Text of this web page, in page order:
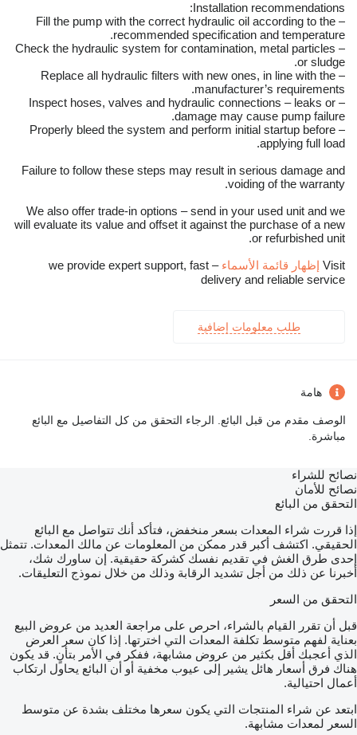
Installation recommendations:
– Fill the pump with the correct hydraulic oil according to the
recommended specification and temperature.
– Check the hydraulic system for contamination, metal particles
or sludge.
– Replace all hydraulic filters with new ones, in line with the
manufacturer’s requirements.
– Inspect hoses, valves and hydraulic connections – leaks or
damage may cause pump failure.
– Properly bleed the system and perform initial startup before
applying full load.
Failure to follow these steps may result in serious damage and
voiding of the warranty.
We also offer trade-in options – send in your used unit and we
will evaluate its value and offset it against the purchase of a new
or refurbished unit.
Visit إظهار قائمة الأسماء
– we provide expert support, fast
delivery and reliable service
طلب معلومات إضافية
هامة
الوصف مقدم من قبل البائع. الرجاء التحقق من كل التفاصيل مع البائع
مباشرة.
نصائح للشراء
نصائح للأمان
التحقق من البائع
إذا قررت شراء المعدات بسعر منخفض، فتأكد أنك تتواصل مع البائع
الحقيقي. اكتشف أكبر قدر ممكن من المعلومات عن مالك المعدات. تتمثل
إحدى طرق الغش في تقديم نفسك كشركة حقيقية. إن ساورك شك،
أخبرنا عن ذلك من أجل تشديد الرقابة وذلك من خلال نموذج التعليقات.
التحقق من السعر
قبل أن تقرر القيام بالشراء، احرص على مراجعة العديد من عروض البيع
بعناية لفهم متوسط تكلفة المعدات التي اخترتها. إذا كان سعر العرض
الذي أعجبك أقل بكثير من عروض مشابهة، ففكر في الأمر بتأنٍ. قد يكون
هناك فرق أسعار هائل يشير إلى عيوب مخفية أو أن البائع يحاول ارتكاب
أعمال احتيالية.
ابتعد عن شراء المنتجات التي يكون سعرها مختلف بشدة عن متوسط
السعر لمعدات مشابهة.